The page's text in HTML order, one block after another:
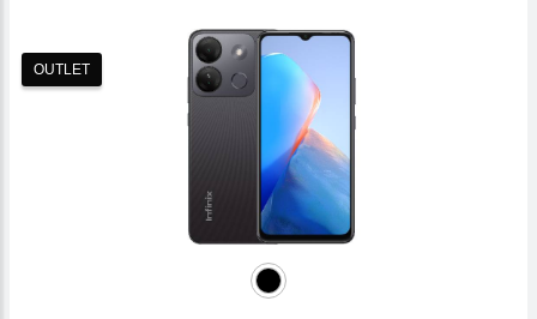
OUTLET